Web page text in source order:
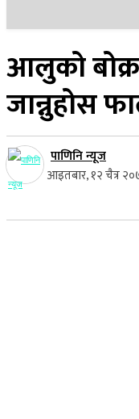
आलुको
जान्नुहोस
पाणिनि न्यूज
आइतबार, १२ चैत्र